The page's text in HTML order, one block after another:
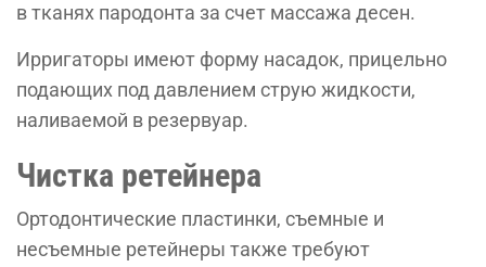
в тканях пародонта за счет массажа десен.
Ирригаторы имеют форму насадок, прицельно
подающих под давлением струю жидкости,
наливаемой в резервуар.
Чистка ретейнера
Ортодонтические пластинки, съемные и
несъемные ретейнеры также требуют